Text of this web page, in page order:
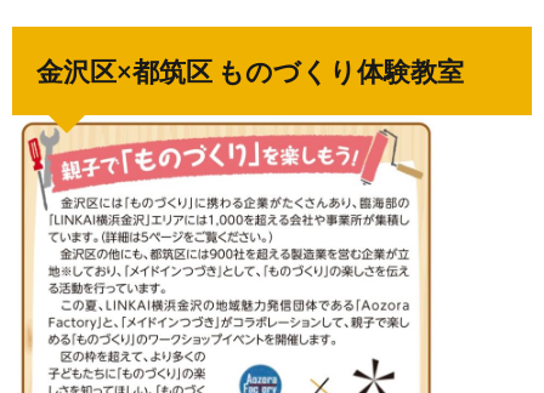
金沢区×都筑区 ものづくり体験教室